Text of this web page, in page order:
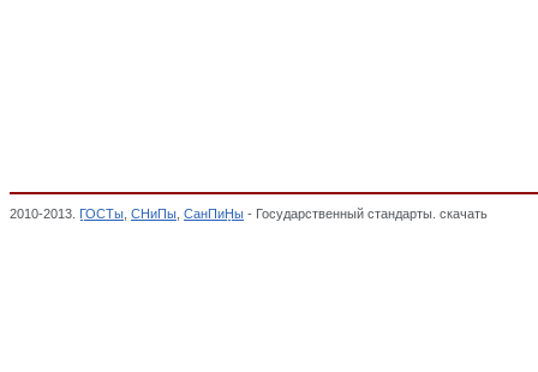
2010-2013. ГОСТы СНиПы СанПиНы - Государственный стандарты. скачать